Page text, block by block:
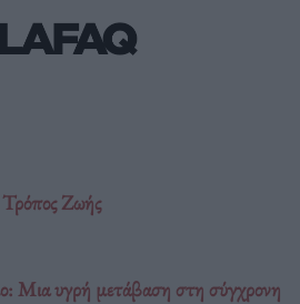
Τρόπος Ζωής
Μια υγρή μετάβαση στη σύγχρονη